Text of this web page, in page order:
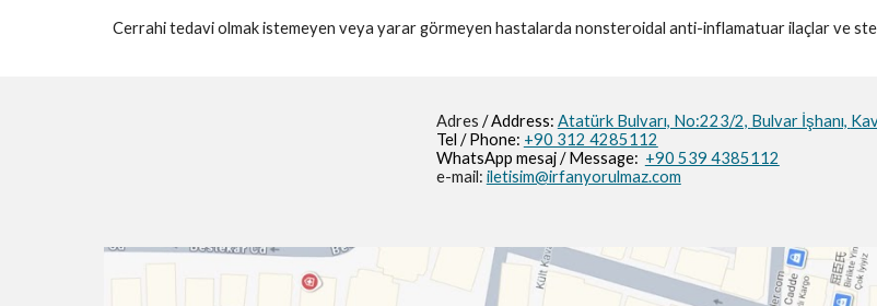
Cerrahi tedavi olmak istemeyen veya yarar görmeyen hastalarda nonsteroidal anti-inflamatuar ilaçlar ve
Adres / Address: Atatürk Bulvarı, No:223/2, Bulvar İşhanı,
Tel / Phone: +90 312 4285112
WhatsApp mesaj / Message: +90 539 4385112
e-mail: iletisim@irfanyorulmaz.com